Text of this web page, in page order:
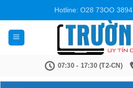
nội
dung
Hotline: O28 73OO 3894
07:30 - 17:30 (T2-CN)